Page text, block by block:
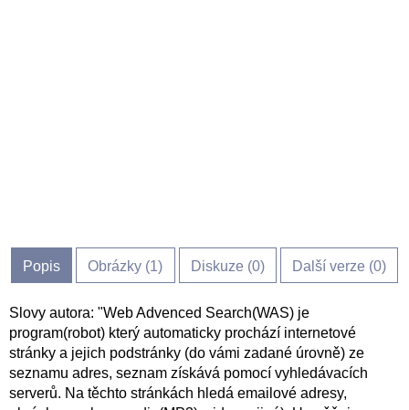
Popis Obrázky (1) Diskuze (0) Další verze (0)
Slovy autora: "Web Advenced Search(WAS) je
program(robot) který automaticky prochází internetové
stránky a jejich podstránky (do vámi zadané úrovně) ze
seznamu adres, seznam získává pomocí vyhledávacích
serverů. Na těchto stránkách hledá emailové adresy,